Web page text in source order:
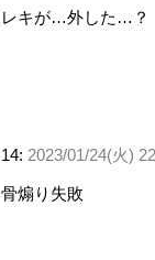
レキが…外した…？
14: 2023/01/24(火)
骨煽り失敗